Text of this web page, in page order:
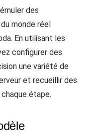
des
monde réel
En utilisant les
configurer des
une variété de
et recueillir des
étape.